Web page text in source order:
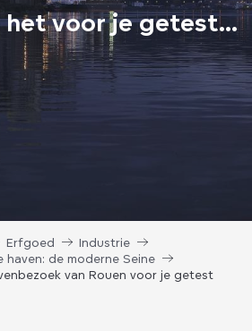
het voor je getest...
Erfgoed
Industrie
haven: de moderne Seine
van Rouen voor je getest